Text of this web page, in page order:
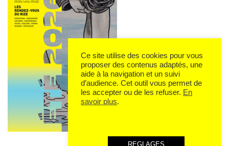
Ce site utilise des cookies pour vous
proposer des contenus adaptés, une
aide à la navigation et un suivi
d’audience. Cet outil vous permet de
les accepter ou de les refuser. En
savoir plus.
REGLAGES